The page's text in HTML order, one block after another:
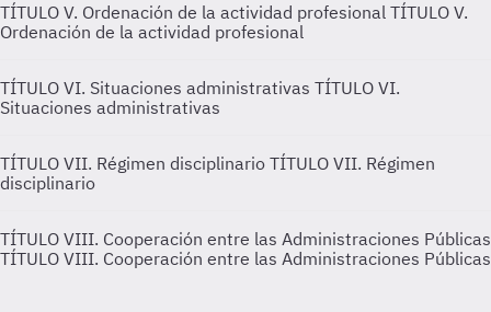
TÍTULO V. Ordenación de la actividad profesional TÍTULO V.
Ordenación de la actividad profesional
TÍTULO VI. Situaciones administrativas TÍTULO VI.
Situaciones administrativas
TÍTULO VII. Régimen disciplinario TÍTULO VII. Régimen
disciplinario
TÍTULO VIII. Cooperación entre las Administraciones Públicas
TÍTULO VIII. Cooperación entre las Administraciones Públicas